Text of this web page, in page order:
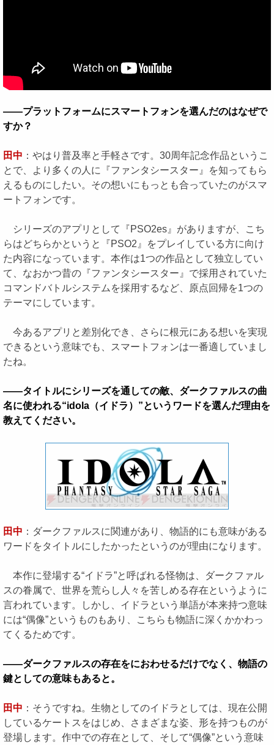
――プラットフォームにスマートフォンを選んだのはなぜで
すか？
田中 ：やはり普及率と手軽さです。30周年記念作品というこ
とで、より多くの人に『ファンタシースター』を知ってもら
えるものにしたい。その想いにもっとも合っていたのがスマ
ートフォンです。
シリーズのアプリとして『PSO2es』がありますが、こち
らはどちらかというと『PSO2』をプレイしている方に向け
た内容になっています。本作は1つの作品として独立してい
て、なおかつ昔の『ファンタシースター』で採用されていた
コマンドバトルシステムを採用するなど、原点回帰を1つの
テーマにしています。
今あるアプリと差別化でき、さらに根元にある想いを実現
できるという意味でも、スマートフォンは一番適していまし
たね。
――タイトルにシリーズを通しての敵、ダークファルスの曲
名に使われる“idola（イドラ）”というワードを選んだ理由を
教えてください。
田中 ：ダークファルスに関連があり、物語的にも意味がある
ワードをタイトルにしたかったというのが理由になります。
本作に登場する“イドラ”と呼ばれる怪物は、ダークファル
スの眷属で、世界を荒らし人々を苦しめる存在というように
言われています。しかし、イドラという単語が本来持つ意味
には“偶像”というものもあり、こちらも物語に深くかかわっ
てくるためです。
――ダークファルスの存在をにおわせるだけでなく、物語の
鍵としての意味もあると。
田中 ：そうですね。生物としてのイドラとしては、現在公開
しているケートスをはじめ、さまざまな姿、形を持つものが
登場します。作中での存在として、そして“偶像”という意味